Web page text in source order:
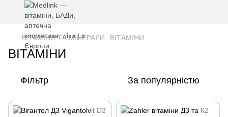
ВІТАМІНИ ТА МІНЕРАЛИ ВІТАМІНИ
ВІТАМІНИ
Фільтр За популярністю